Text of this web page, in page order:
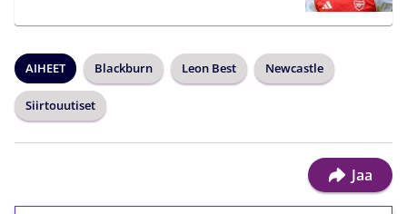
AIHEET Blackburn Leon Best Newcastle
Siirtouutiset
Jaa